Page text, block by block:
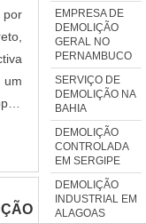
a
EMPRESA DE
DEMOLIÇÃO
GERAL NO
PERNAMBUCO
SERVIÇO DE
DEMOLIÇÃO NA
BAHIA
DEMOLIÇÃO
CONTROLADA
EM SERGIPE
DEMOLIÇÃO
INDUSTRIAL EM
ALAGOAS